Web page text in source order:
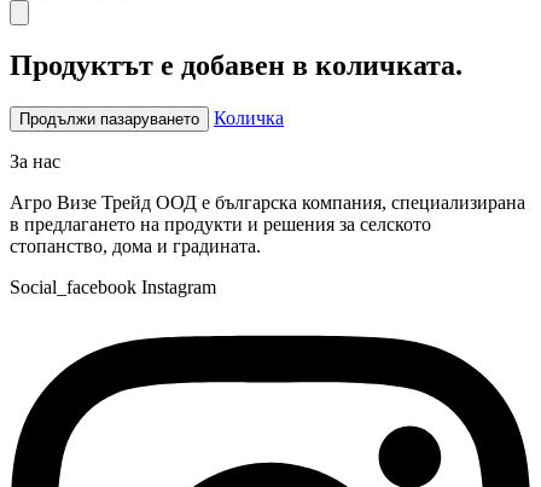
Продуктът е добавен в количката.
Продължи пазаруването Количка
За нас
Агро Визе Трейд ООД е българска компания, специализирана
в предлагането на продукти и решения за селското
стопанство, дома и градината.
Social_facebook Instagram